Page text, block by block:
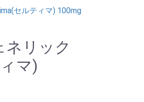
セルティマ) 100mg
ネリック
マ)